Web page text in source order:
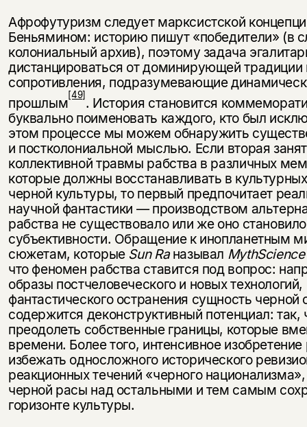
Афрофутуризм следует марксистской
Беньямином: историю пишут «победители» (в
колониальный архив), поэтому задача
дистанцироваться от доминирующей традиции
сопротивления, подразумевающие
прошлым[49]. История становится
буквально поименовать каждого, кто был
этом процессе мы можем обнаружить
и постколониальной мыслью. Если вторая
коллективной травмы рабства в различных
которые должны восстанавливать в
черной культуры, то первый предпочитает
научной фантастики — производством
рабства не существовало или же оно
субъективности. Обращение к инопланетным
сюжетам, которые Sun Ra называл MythScience
что феномен рабства ставится под вопрос:
образы постчеловеческого и новых
фантастического остранения сущность
содержится деконструктивный потенциал:
преодолеть собственные границы, которые
времени. Более того, интенсивное
избежать односложного исторического
реакционных течений «черного
черной расы над остальными и тем самым
горизонте культуры.